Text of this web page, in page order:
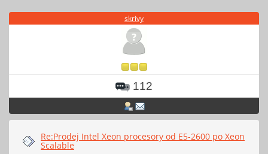
skrivy
112
Re:Prodej Intel Xeon procesory od E5-2600 po Xeon
Scalable